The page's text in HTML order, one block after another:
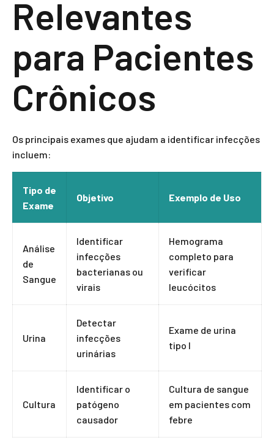
Relevantes
para Pacientes
Crônicos
Os principais exames que ajudam a identificar infecções
incluem:
Tipo de
Exame
Objetivo Exemplo de Uso
Análise
de
Sangue
Identificar
infecções
bacterianas ou
virais
Hemograma
completo para
verificar
leucócitos
Urina
Detectar
infecções
urinárias
Exame de urina
tipo I
Cultura
Identificar o
patógeno
causador
Cultura de sangue
em pacientes com
febre